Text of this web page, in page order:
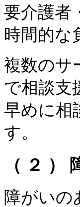
要介護者
時間的な
複数のサ
で相談支
早めに相
す。
（ ２ ）
障がいの